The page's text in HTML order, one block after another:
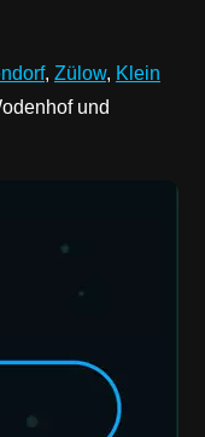
, Zülow, Klein
und